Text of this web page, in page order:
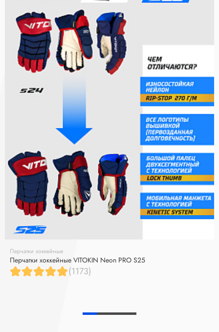
Перчатки хоккейные
Перчатки хоккейные VITOKIN Neon PRO S25
(1173)